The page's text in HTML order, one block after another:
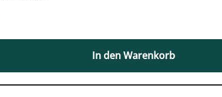
In den Warenkorb